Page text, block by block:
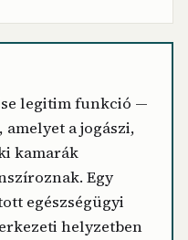
legitim funkció —
a jogászi,
kamarák
Egy
egészségügyi
helyzetben